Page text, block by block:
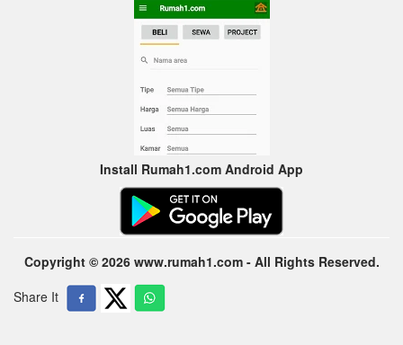
Install Rumah1.com Android App
Copyright © 2026 www.rumah1.com - All Rights Reserved.
Share It